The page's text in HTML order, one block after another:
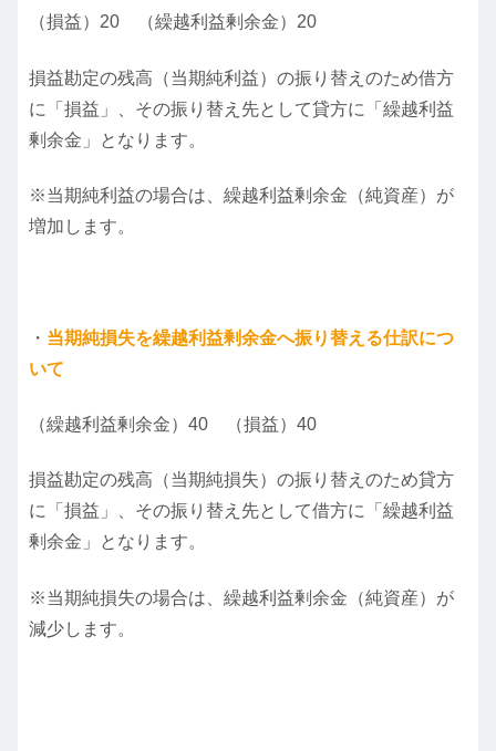
（損益）20 （繰越利益剰余金）20
損益勘定の残高（当期純利益）の振り替えのため借方
に「損益」、その振り替え先として貸方に「繰越利益
剰余金」となります。
※当期純利益の場合は、繰越利益剰余金（純資産）が
増加します。
・ 当期純損失を繰越利益剰余金へ振り替える仕訳につ
いて
（繰越利益剰余金）40 （損益）40
損益勘定の残高（当期純損失）の振り替えのため貸方
に「損益」、その振り替え先として借方に「繰越利益
剰余金」となります。
※当期純損失の場合は、繰越利益剰余金（純資産）が
減少します。